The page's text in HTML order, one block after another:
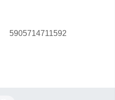
5905714711592